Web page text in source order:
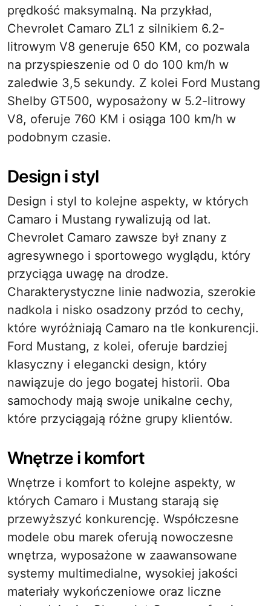
prędkość maksymalną. Na przykład,
Chevrolet Camaro ZL1 z silnikiem 6.2-
litrowym V8 generuje 650 KM, co pozwala
na przyspieszenie od 0 do 100 km/h w
zaledwie 3,5 sekundy. Z kolei Ford Mustang
Shelby GT500, wyposażony w 5.2-litrowy
V8, oferuje 760 KM i osiąga 100 km/h w
podobnym czasie.
Design i styl
Design i styl to kolejne aspekty, w których
Camaro i Mustang rywalizują od lat.
Chevrolet Camaro zawsze był znany z
agresywnego i sportowego wyglądu, który
przyciąga uwagę na drodze.
Charakterystyczne linie nadwozia, szerokie
nadkola i nisko osadzony przód to cechy,
które wyróżniają Camaro na tle konkurencji.
Ford Mustang, z kolei, oferuje bardziej
klasyczny i elegancki design, który
nawiązuje do jego bogatej historii. Oba
samochody mają swoje unikalne cechy,
które przyciągają różne grupy klientów.
Wnętrze i komfort
Wnętrze i komfort to kolejne aspekty, w
których Camaro i Mustang starają się
przewyższyć konkurencję. Współczesne
modele obu marek oferują nowoczesne
wnętrza, wyposażone w zaawansowane
systemy multimedialne, wysokiej jakości
materiały wykończeniowe oraz liczne